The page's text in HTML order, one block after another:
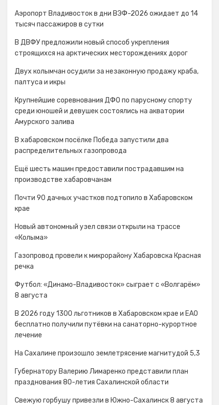
Аэропорт Владивосток в дни ВЭФ-2026 ожидает до 14
тысяч пассажиров в сутки
В ДВФУ предложили новый способ укрепления
строящихся на арктических месторождениях дорог
Двух колымчан осудили за незаконную продажу краба,
палтуса и икры
Крупнейшие соревнования ДФО по парусному спорту
среди юношей и девушек состоялись на акватории
Амурского залива
В хабаровском посёлке Победа запустили два
распределительных газопровода
Ещё шесть машин предоставили пострадавшим на
производстве хабаровчанам
Почти 90 дачных участков подтопило в Хабаровском
крае
Новый автономный узел связи открыли на трассе
«Колыма»
Газопровод провели к микрорайону Хабаровска Красная
речка
Футбол: «Динамо-Владивосток» сыграет с «Волгарём»
8 августа
В 2026 году 1300 льготников в Хабаровском крае и ЕАО
бесплатно получили путёвки на санаторно-курортное
лечение
На Сахалине произошло землетрясение магнитудой 5,3
Губернатору Валерию Лимаренко представили план
празднования 80-летия Сахалинской области
Свежую горбушу привезли в Южно-Сахалинск 8 августа